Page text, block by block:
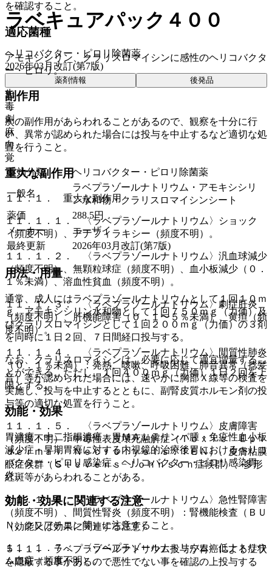
を確認すること。
適応菌種
アモキシシリン、クラリスロマイシンに感性のヘリコバクタ
ー・ピロリ。
副作用
次の副作用があらわれることがあるので、観察を十分に行
い、異常が認められた場合には投与を中止するなど適切な処
置を行うこと。
重大な副作用
１１．１． 重大な副作用
１１．１．１． 〈ラベプラゾールナトリウム〉ショック
（頻度不明）、アナフィラキシー（頻度不明）。
１１．１．２． 〈ラベプラゾールナトリウム〉汎血球減少
（頻度不明）、無顆粒球症（頻度不明）、血小板減少（０．
１％未満）、溶血性貧血（頻度不明）。
１１．１．３． 〈ラベプラゾールナトリウム〉劇症肝炎
（頻度不明）、肝機能障害（０．１〜５％未満）、黄疸（頻
度不明）。
１１．１．４． 〈ラベプラゾールナトリウム〉間質性肺炎
（０．１％未満）：発熱、咳嗽、呼吸困難、肺音異常（捻髪
音）等が認められた場合には、速やかに胸部Ｘ線等の検査を
実施し、投与を中止するとともに、副腎皮質ホルモン剤の投
与等の適切な処置を行うこと。
１１．１．５． 〈ラベプラゾールナトリウム〉皮膚障害
（頻度不明）：中毒性表皮壊死融解症（Ｔｏｘｉｃ Ｅｐｉ
ｄｅｒｍａｌ Ｎｅｃｒｏｌｙｓｉｓ：ＴＥＮ）、皮膚粘膜
眼症候群（Ｓｔｅｖｅｎｓ−Ｊｏｈｎｓｏｎ症候群）、多形
紅斑等があらわれることがある。
１１．１．６． 〈ラベプラゾールナトリウム〉急性腎障害
（頻度不明）、間質性腎炎（頻度不明）：腎機能検査（ＢＵ
Ｎ、クレアチニン等）に注意すること。
１１．１．７． 〈ラベプラゾールナトリウム〉低ナトリウ
ム血症（頻度不明）。
ラベキュアパック４００
ヘリコバクター・ピロリ除菌薬
2026年03月改訂(第7版)
薬剤情報 後発品
先
毒
劇
麻
向
覚
薬効分類
ヘリコバクター・ピロリ除菌薬
一般名
ラベプラゾールナトリウム・アモキシシリ
ン水和物・クラリスロマイシンシート
薬価
288.5円
メーカー
エーザイ
最終更新
2026年03月改訂(第7版)
用法・用量
通常、成人にはラベプラゾールナトリウムとして１回１０ｍ
ｇ、アモキシシリン水和物として１回７５０ｍｇ（力価）及
びクラリスロマイシンとして１回２００ｍｇ（力価）の３剤
を同時に１日２回、７日間経口投与する。
なお、クラリスロマイシンは、必要に応じて適宜増量するこ
とができる。ただし、１回４００ｍｇ（力価）１日２回を上
限とする。
効能・効果
胃潰瘍・十二指腸潰瘍・胃ＭＡＬＴリンパ腫・免疫性血小板
減少症・早期胃癌に対する内視鏡的治療後胃におけるヘリコ
バクター・ピロリ感染症、ヘリコバクター・ピロリ感染胃
炎。
効能・効果に関連する注意
（効能又は効果に関連する注意）
５．１． ラベプラゾールナトリウム投与が胃癌による症状
を隠蔽する事があるので悪性でない事を確認の上投与する